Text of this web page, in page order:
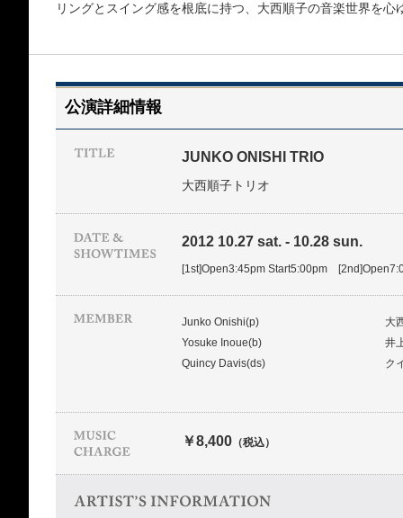
リングとスイング感を根底に持つ、大西順子の音楽世界を心
公演詳細情報
JUNKO ONISHI TRIO
大西順子トリオ
2012 10.27 sat. - 10.28 sun.
[1st]Open3:45pm Start5:00pm
Junko Onishi(p)
大
Yosuke Inoue(b)
井
Quincy Davis(ds)
ク
￥8,400 （税込）